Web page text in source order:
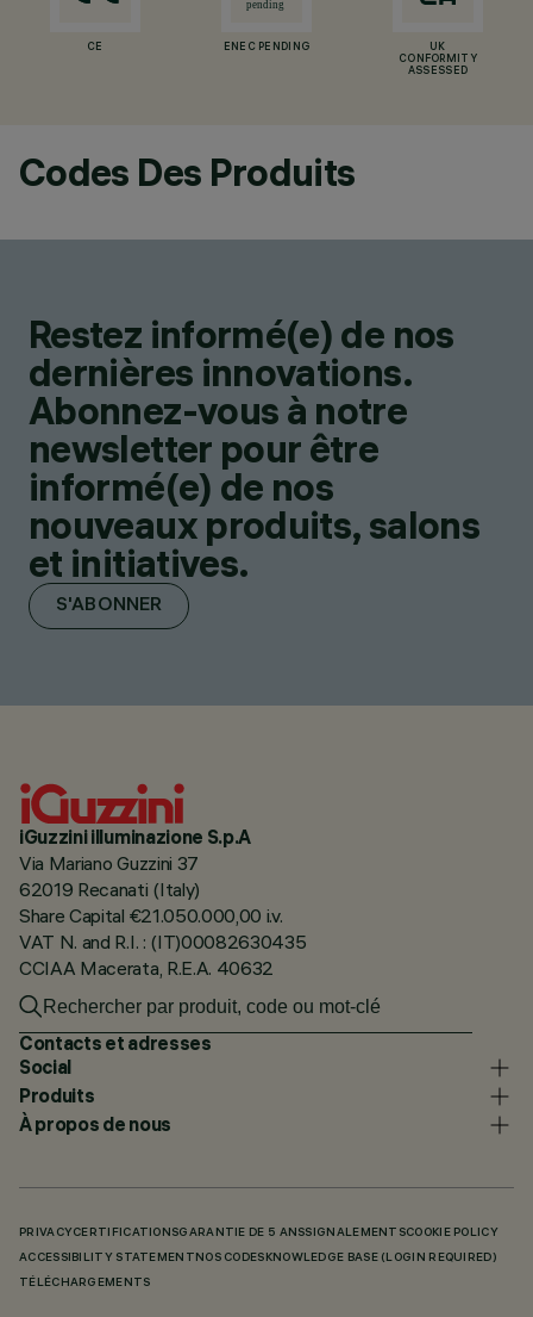
CE ENEC PENDING
UK
CONFORMITY
ASSESSED
Codes Des Produits
Restez informé(e) de nos
dernières innovations.
Abonnez-vous à notre
newsletter pour être
informé(e) de nos
nouveaux produits, salons
et initiatives.
S'ABONNER
iGuzzini illuminazione S.p.A
Via Mariano Guzzini 37
62019 Recanati (Italy)
Share Capital €21.050.000,00 i.v.
VAT N. and R.I. : (IT)00082630435
CCIAA Macerata, R.E.A. 40632
Contacts et adresses
Social
Produits
À propos de nous
PRIVACY CERTIFICATIONSGARANTIE DE 5 ANSSIGNALEMENTSCOOKIE POLICY
ACCESSIBILITY STATEMENT NOS CODES KNOWLEDGE BASE (LOGIN REQUIRED)
TÉLÉCHARGEMENTS